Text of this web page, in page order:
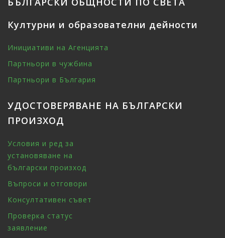
Културни и образователни дейности
Инициативи на Агенцията
Партньори в чужбина
Партньори в България
УДОСТОВЕРЯВАНЕ НА БЪЛГАРСКИ
ПРОИЗХОД
Условия и ред за
установяване на
български произход
Въпроси и отговори
Консултативен съвет
Проверка статус
заявление